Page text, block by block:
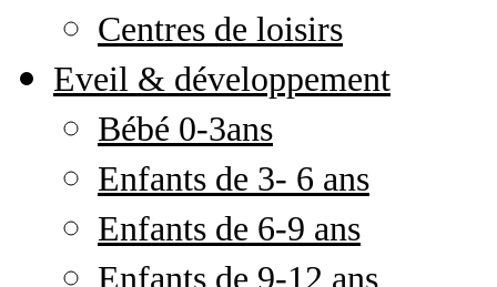
Centres de loisirs
Eveil & développement
Bébé 0-3ans
Enfants de 3- 6 ans
Enfants de 6-9 ans
Enfants de 9-12 ans